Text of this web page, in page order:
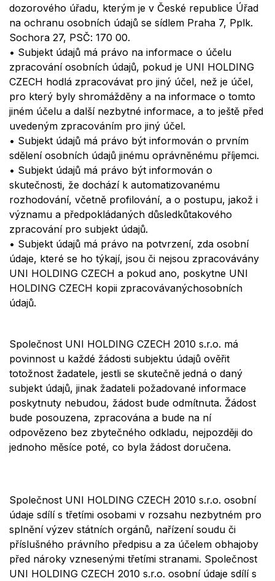
dozorového úřadu, kterým je v České republice Úřad
na ochranu osobních údajů se sídlem Praha 7, Pplk.
Sochora 27, PSČ: 170 00.
• Subjekt údajů má právo na informace o účelu
zpracování osobních údajů, pokud je UNI HOLDING
CZECH hodlá zpracovávat pro jiný účel, než je účel,
pro který byly shromážděny a na informace o tomto
jiném účelu a další nezbytné informace, a to ještě před
uvedeným zpracováním pro jiný účel.
• Subjekt údajů má právo být informován o prvním
sdělení osobních údajů jinému oprávněnému příjemci.
• Subjekt údajů má právo být informován o
skutečnosti, že docházík automatizovanému
rozhodování, včetně profilování, a o postupu, jakož i
významu a předpokládaných důsledkůtakového
zpracování pro subjekt údajů.
• Subjekt údajů má právo na potvrzení, zda osobní
údaje, které se ho týkají, jsou či nejsou zpracovávány
UNI HOLDING CZECH a pokud ano, poskytne UNI
HOLDING CZECH kopii zpracovávanýchosobních
údajů.
Společnost UNI HOLDING CZECH 2010 s.r.o. má
povinnost u každé žádosti subjektu údajů ověřit
totožnost žadatele, jestli se skutečně jedná o daný
subjekt údajů, jinak žadateli požadované informace
poskytnuty nebudou, žádost bude odmítnuta. Žádost
bude posouzena, zpracována a bude na ní
odpovězeno bez zbytečného odkladu, nejpozději do
jednoho měsíce poté, co byla žádost doručena.
Společnost UNI HOLDING CZECH 2010 s.r.o. osobní
údaje sdílí s třetími osobami v rozsahu nezbytném pro
splnění výzev státních orgánů, nařízení soudu či
příslušného právního předpisu a za účelem obhajoby
před nároky vznesenými třetími stranami. Společnost
UNI HOLDING CZECH 2010 s.r.o. osobní údaje sdílí s